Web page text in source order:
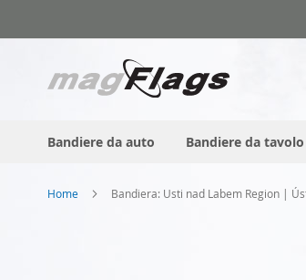
al
Bandiere da auto Bandiere da tavolo
Home Bandiera: Usti nad Labem Region |